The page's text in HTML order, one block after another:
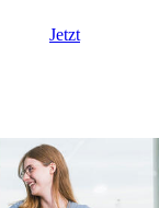
Jetzt